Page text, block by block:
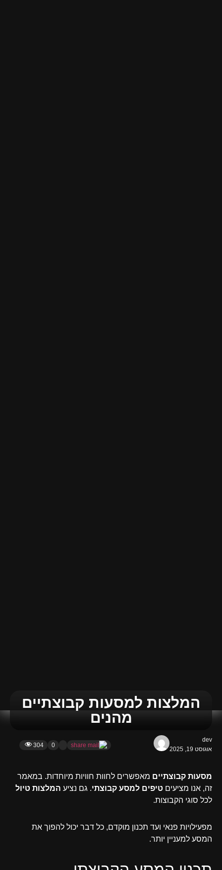
המלצות למסעות קבוצתיים
מהנים
dev
אוגוסט 19, 2025
0
304
מסעות קבוצתיים מאפשרים לחוות חוויות מיוחדות. במאמר
זה, אנו מציעים טיפים למסע קבוצתי. גם נציע המלצות טיול
לכל סוגי הקבוצות.
מפעילויות פנאי ועד תכנון מוקדם, כל דבר יכול להפוך את
המסע למעניין יותר.